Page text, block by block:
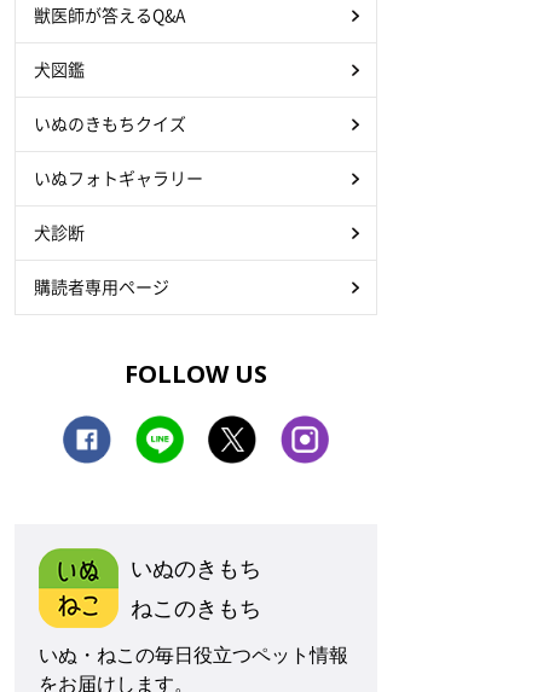
獣医師が答えるQ&A
犬図鑑
いぬのきもちクイズ
いぬフォトギャラリー
犬診断
購読者専用ページ
FOLLOW US
いぬのきもち
ねこのきもち
いぬ・ねこの毎日役立つペット情報
をお届けします。